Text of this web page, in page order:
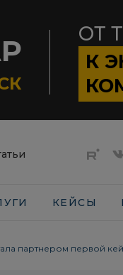
ОТ
К
КЕЙСЫ
партнером первой